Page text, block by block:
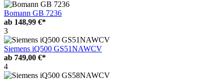
Bomann GB 7236
ab 148,99 €*
3
Siemens iQ500 GS51NAWCV
ab 749,00 €*
4